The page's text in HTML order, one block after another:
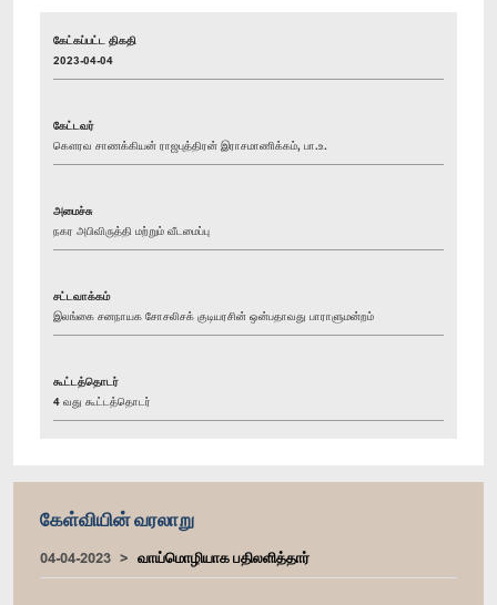
கேட்கப்பட்ட திகதி
2023-04-04
கேட்டவர்
கௌரவ சாணக்கியன் ராஜபுத்திரன் இராசமாணிக்கம், பா.உ.
அமைச்சு
நகர அபிவிருத்தி மற்றும் வீடமைப்பு
சட்டவாக்கம்
இலங்கை சனநாயக சோசலிசக் குடியரசின் ஒன்பதாவது பாராளுமன்றம்
கூட்டத்தொடர்
4 வது கூட்டத்தொடர்
கேள்வியின் வரலாறு
04-04-2023 வாய்மொழியாக பதிலளித்தார்